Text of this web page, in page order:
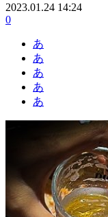
2023.01.24 14:24
0
あ
あ
あ
あ
あ